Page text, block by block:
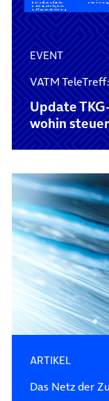
EVENT
VATM TeleTreff:
Update
wohin
ARTIKEL
Das Netz der